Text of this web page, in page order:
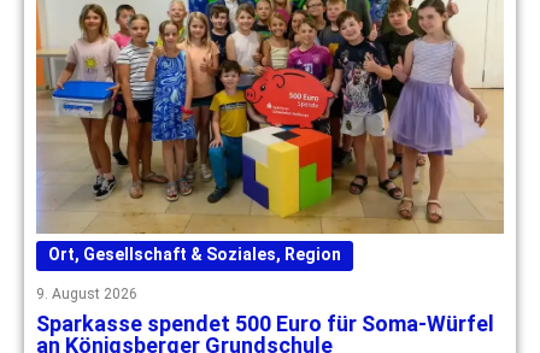
Ort, Gesellschaft & Soziales, Region
9. August 2026
Sparkasse spendet 500 Euro für Soma-Würfel
an Königsberger Grundschule